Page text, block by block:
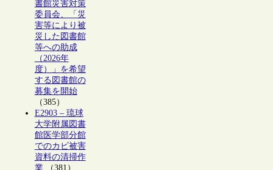
書館災害対策
委員会、「災
害等により被
災した図書館
等への助成
（2026年
度）」を希望
する図書館の
募集を開始
（385）
E2903 – 琉球
大学附属図書
館医学部分館
でのカビ被害
資料の清掃作
業（381）